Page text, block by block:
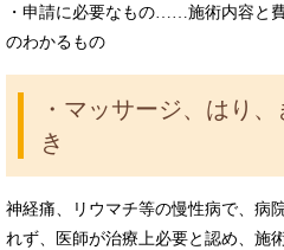
・申請に必要なもの……施術内容と
のわかるもの
・マッサージ、はり
き
神経痛、リウマチ等の慢性病で、病
れず、医師が治療上必要と認め、施